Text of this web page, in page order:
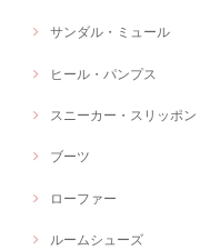
サンダル・ミュール
ヒール・パンプス
スニーカー・スリッポン
ブーツ
ローファー
ルームシューズ